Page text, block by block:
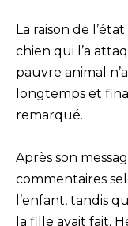
La raison de
chien qui l’a
pauvre animal
longtemps et
remarqué.
Après son
commentaires
l’enfant, tandis
la fille avait fait.